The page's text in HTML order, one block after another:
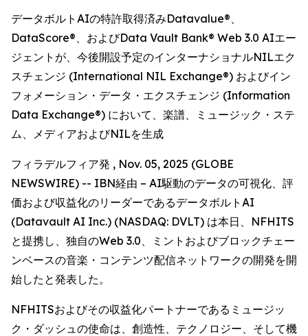
データボルトAIの特許取得済みDatavalue®、
DataScore®、およびData Vault Bank® Web 3.0 AIエー
ジェントが、今後開設予定のインターナショナルNILエク
スチェンジ (International NIL Exchange®) およびイン
フォメーション・データ・エクスチェンジ (Information
Data Exchange®) において、楽譜、ミュージック・ステ
ム、メディアおよびNILを生成
フィラデルフィア発 , Nov. 05, 2025 (GLOBE
NEWSWIRE) -- IBN経由 – AI駆動のデータの可視化、評
価および収益化のリーダーであるデータボルトAI
(Datavault AI Inc.) (NASDAQ: DVLT) は本日、NFHITS
と提携し、独自のWeb 3.0、ミントおよびブロックチェー
ンベースの音楽・コンテンツ配信ネットワークの開発を開
始したと発表した。
NFHITSおよびその収益化パートナーであるミュージッ
ク・ダッシュの使命は、創造性、テクノロジー、そして機